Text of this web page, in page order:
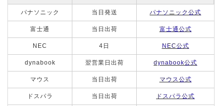
パナソニック 当日発送 パナソニック公式
富士通 当日出荷 富士通公式
NEC 4日 NEC公式
dynabook 翌営業日出荷 dynabook公式
マウス 当日出荷 マウス公式
ドスパラ 当日出荷 ドスパラ公式